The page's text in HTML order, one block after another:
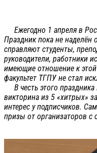
Ежегодно 1 апреля в
Праздник пока не наделён
справляют студенты,
руководители, работники
имеющие отношение к
факультет ТГПУ не стал
В честь этого
викторина из 5 «хитрых»
интерес у подписчиков.
призы от организаторов